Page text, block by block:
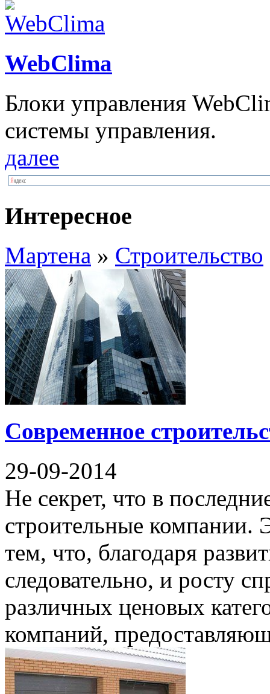
WebClima
Блоки упрaвлeния
системы управления.
далее
Интересное
Мартена » Строительство
Современное
29-09-2014
Не секрет, что в
строительные компании.
тем, что, благодаря
следовательно, и росту
различных ценовых
компаний,